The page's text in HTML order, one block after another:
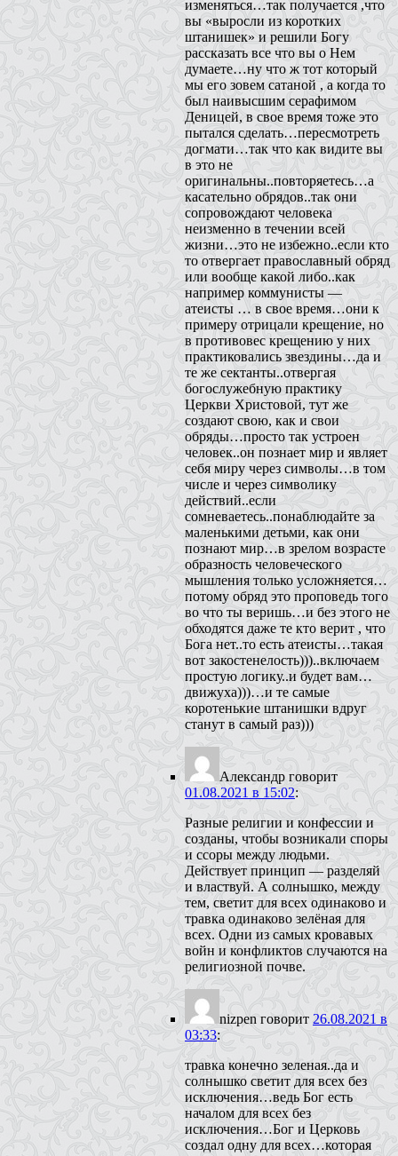
изменяться…так получается ,что
вы «выросли из коротких
штанишек» и решили Богу
рассказать все что вы о Нем
думаете…ну что ж тот который
мы его зовем сатаной , а когда то
был наивысшим серафимом
Деницей, в свое время тоже это
пытался сделать…пересмотреть
догмати…так что как видите вы
в это не
оригинальны..повторяетесь…а
касательно обрядов..так они
сопровождают человека
неизменно в течении всей
жизни…это не избежно..если кто
то отвергает православный обряд
или вообще какой либо..как
например коммунисты —
атеисты … в свое время…они к
примеру отрицали крещение, но
в противовес крещению у них
практиковались звездины…да и
те же сектанты..отвергая
богослужебную практику
Церкви Христовой, тут же
создают свою, как и свои
обряды…просто так устроен
человек..он познает мир и являет
себя миру через символы…в том
числе и через символику
действий..если
сомневаетесь..понаблюдайте за
маленькими детьми, как они
познают мир…в зрелом возрасте
образность человеческого
мышления только усложняется…
потому обряд это проповедь того
во что ты веришь…и без этого не
обходятся даже те кто верит , что
Бога нет..то есть атеисты…такая
вот закостенелость)))..включаем
простую логику..и будет вам…
движуха)))…и те самые
коротенькие штанишки вдруг
станут в самый раз)))
Александр говорит
01.08.2021 в 15:02:
Разные религии и конфессии и
созданы, чтобы возникали споры
и ссоры между людьми.
Действует принцип — разделяй
и властвуй. А солнышко, между
тем, светит для всех одинаково и
травка одинаково зелёная для
всех. Одни из самых кровавых
войн и конфликтов случаются на
религиозной почве.
nizpen говорит 26.08.2021 в
03:33:
травка конечно зеленая..да и
солнышко светит для всех без
исключения…ведь Бог есть
началом для всех без
исключения…Бог и Церковь
создал одну для всех…которая